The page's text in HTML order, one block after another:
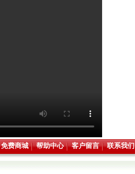
免费商城 帮助中心 客户留言 联系我们